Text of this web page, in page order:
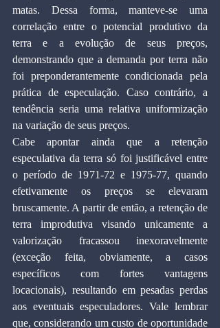
matas. Dessa forma, manteve-se uma
correlação entre o potencial produtivo da
terra e a evolução de seus preços,
demonstrando que a demanda por terra não
foi preponderantemente condicionada pela
prática de especulação. Caso contrário, a
tendência seria uma relativa uniformização
na variação de seus preços.
Cabe apontar ainda que a retenção
especulativa da terra só foi justificável entre
o período de 1971-72 e 1975-77, quando
efetivamente os preços se elevaram
bruscamente. A partir de então, a retenção de
terra improdutiva visando unicamente a
valorização fracassou inexoravelmente
(exceção feita, obviamente, a casos
específicos com fortes vantagens
locacionais), resultando em pesadas perdas
aos eventuais especuladores. Vale lembrar
que, considerando um custo de oportunidade